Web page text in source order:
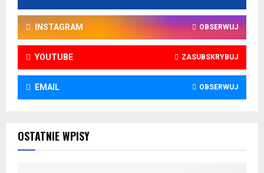
INSTAGRAM OBSERWUJ
YOUTUBE ZASUBSKRYBUJ
EMAIL OBSERWUJ
OSTATNIE WPISY